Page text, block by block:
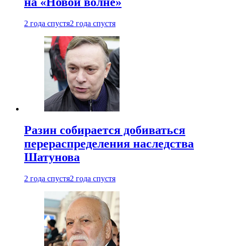
2 года спустя2 года спустя
Разин собирается добиваться
перераспределения наследства
Шатунова
2 года спустя2 года спустя